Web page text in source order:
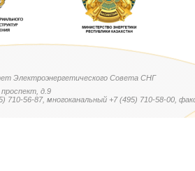
Электроэнергетического Совета СНГ
д.9
710-56-87, многоканальный +7 (495) 710-58-00,